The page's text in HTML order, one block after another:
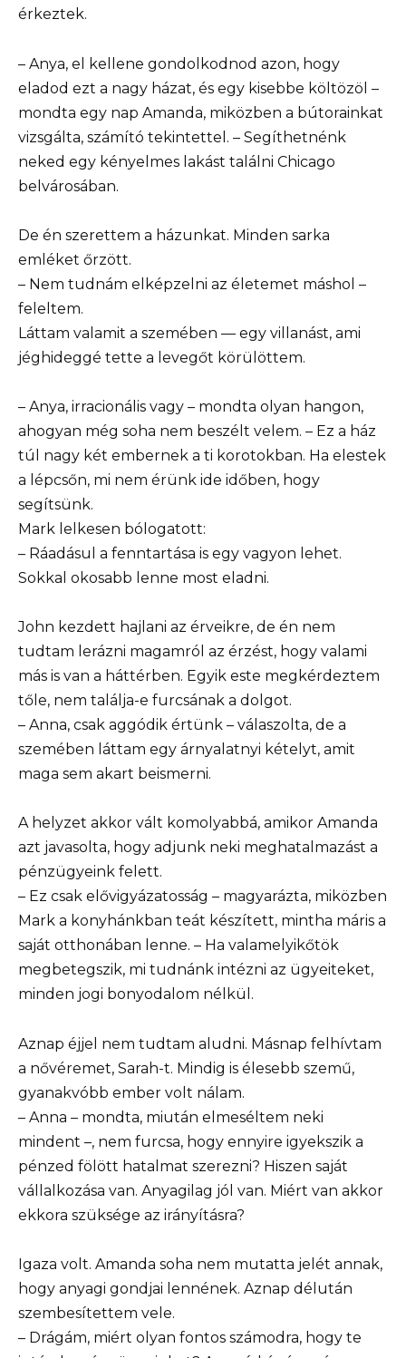
érkeztek.
– Anya, el kellene gondolkodnod azon, hogy
eladod ezt a nagy házat, és egy kisebbe költözöl –
mondta egy nap Amanda, miközben a bútorainkat
vizsgálta, számító tekintettel. – Segíthetnénk
neked egy kényelmes lakást találni Chicago
belvárosában.
De én szerettem a házunkat. Minden sarka
emléket őrzött.
– Nem tudnám elképzelni az életemet máshol –
feleltem.
Láttam valamit a szemében — egy villanást, ami
jéghideggé tette a levegőt körülöttem.
– Anya, irracionális vagy – mondta olyan hangon,
ahogyan még soha nem beszélt velem. – Ez a ház
túl nagy két embernek a ti korotokban. Ha elestek
a lépcsőn, mi nem érünk ide időben, hogy
segítsünk.
Mark lelkesen bólogatott:
– Ráadásul a fenntartása is egy vagyon lehet.
Sokkal okosabb lenne most eladni.
John kezdett hajlani az érveikre, de én nem
tudtam lerázni magamról az érzést, hogy valami
más is van a háttérben. Egyik este megkérdeztem
tőle, nem találja-e furcsának a dolgot.
– Anna, csak aggódik értünk – válaszolta, de a
szemében láttam egy árnyalatnyi kételyt, amit
maga sem akart beismerni.
A helyzet akkor vált komolyabbá, amikor Amanda
azt javasolta, hogy adjunk neki meghatalmazást a
pénzügyeink felett.
– Ez csak elővigyázatosság – magyarázta, miközben
Mark a konyhánkban teát készített, mintha máris a
saját otthonában lenne. – Ha valamelyikőtök
megbetegszik, mi tudnánk intézni az ügyeiteket,
minden jogi bonyodalom nélkül.
Aznap éjjel nem tudtam aludni. Másnap felhívtam
a nővéremet, Sarah-t. Mindig is élesebb szemű,
gyanakvóbb ember volt nálam.
– Anna – mondta, miután elmeséltem neki
mindent –, nem furcsa, hogy ennyire igyekszik a
pénzed fölött hatalmat szerezni? Hiszen saját
vállalkozása van. Anyagilag jól van. Miért van akkor
ekkora szüksége az irányításra?
Igaza volt. Amanda soha nem mutatta jelét annak,
hogy anyagi gondjai lennének. Aznap délután
szembesítettem vele.
– Drágám, miért olyan fontos számodra, hogy te